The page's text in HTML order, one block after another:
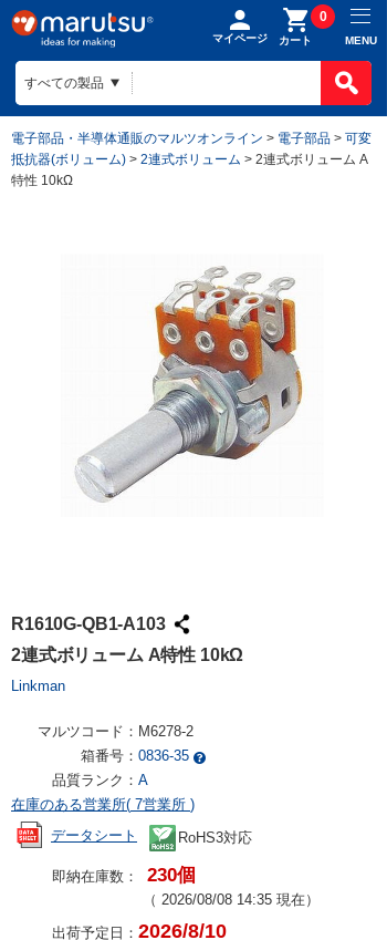
マイページ カート
0
MENU
電子部品・半導体通販のマルツオンライン > 電子部品 > 可変
抵抗器(ボリューム) > 2連式ボリューム > 2連式ボリューム A
特性 10kΩ
R1610G-QB1-A103
2連式ボリューム A特性 10kΩ
Linkman
マルツコード： M6278-2
箱番号： 0836-35
品質ランク： A
在庫のある営業所( 7営業所 )
データシート
RoHS3対応
即納在庫数： 230個
（ 2026/08/08 14:35 現在）
出荷予定日： 2026/8/10